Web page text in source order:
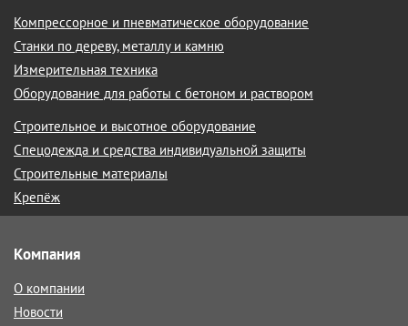
Компрессорное и пневматическое оборудование
Станки по дереву, металлу и камню
Измерительная техника
Оборудование для работы с бетоном и раствором
Строительное и высотное оборудование
Спецодежда и средства индивидуальной защиты
Строительные материалы
Крепёж
Компания
О компании
Новости